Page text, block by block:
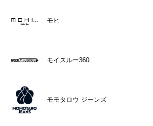
モヒ
モイスルー360
モモタロウ ジーンズ